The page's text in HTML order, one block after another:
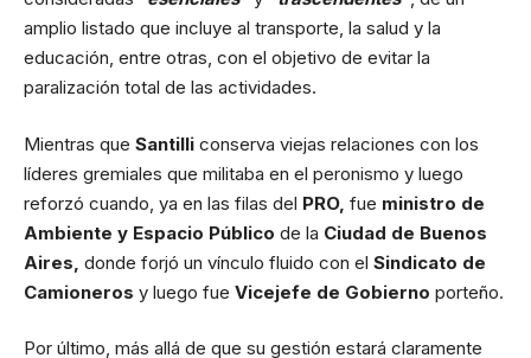
amplio listado que incluye al transporte, la salud y la
educación, entre otras, con el objetivo de evitar la
paralización total de las actividades.
Mientras que Santilli conserva viejas relaciones con los
líderes gremiales que militaba en el peronismo y luego
reforzó cuando, ya en las filas del PRO, fue ministro de
Ambiente y Espacio Público de la Ciudad de Buenos
Aires, donde forjó un vínculo fluido con el Sindicato de
Camioneros y luego fue Vicejefe de Gobierno porteño.
Por último, más allá de que su gestión estará claramente